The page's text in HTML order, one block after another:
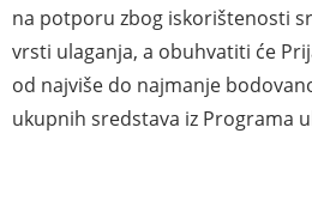
na potporu zbog iskorištenosti
vrsti ulaganja, a obuhvatiti će
od najviše do najmanje
ukupnih sredstava iz Programa